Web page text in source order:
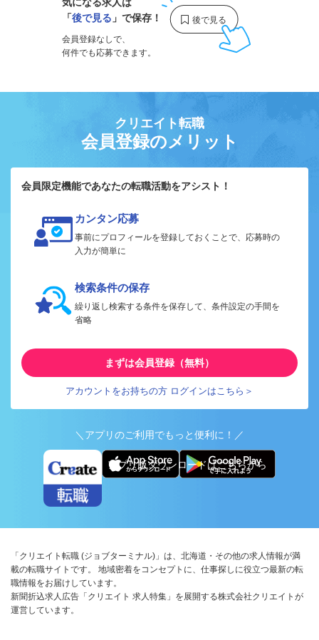
「後で見る 」で保存！
会員登録なしで、
何件でも応募できます。
クリエイト転職
会員登録のメリット
会員限定機能であなたの転職活動をアシスト！
カンタン応募
事前にプロフィールを登録しておくことで、応募時の
入力が簡単に
検索条件の保存
繰り返し検索する条件を保存して、条件設定の手間を
省略
まずは会員登録（無料）
アカウントをお持ちの方 ログインはこちら＞
＼アプリのご利用でもっと便利に！／
アプリ版ダウンロードはこちらから
「クリエイト転職 (ジョブターミナル)」は、北海道・その他の求人情報が満
載の転職サイトです。 地域密着をコンセプトに、仕事探しに役立つ最新の転
職情報をお届けしています。
新聞折込求人広告「クリエイト 求人特集」を展開する株式会社クリエイトが
運営しています。